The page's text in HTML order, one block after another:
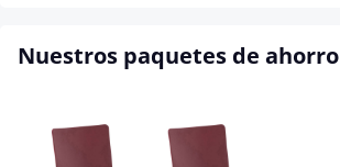
Nuestros paquetes de ahorro